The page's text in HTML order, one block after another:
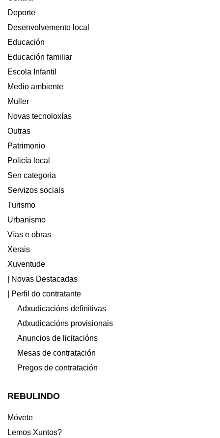
Deporte
Desenvolvemento local
Educación
Educación familiar
Escola Infantil
Medio ambiente
Muller
Novas tecnoloxías
Outras
Patrimonio
Policía local
Sen categoría
Servizos sociais
Turismo
Urbanismo
Vías e obras
Xerais
Xuventude
| Novas Destacadas
| Perfil do contratante
Adxudicacións definitivas
Adxudicacións provisionais
Anuncios de licitacións
Mesas de contratación
Pregos de contratación
REBULINDO
Móvete
Lemos Xuntos?